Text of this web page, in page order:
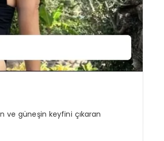
ve güneşin keyfini çıkaran